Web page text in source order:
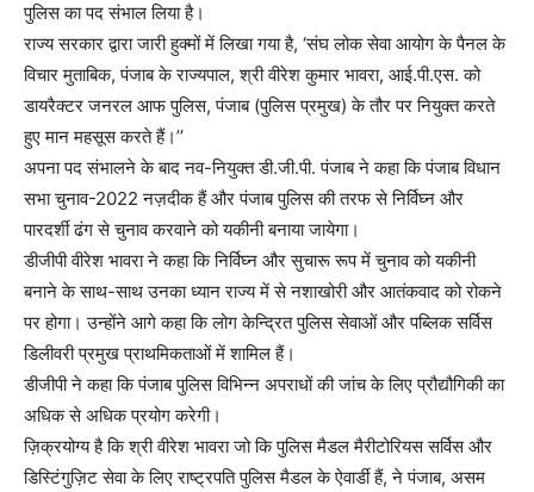
पुलिस का पद संभाल लिया है।
राज्य सरकार द्वारा जारी हुक्मों में लिखा गया है, ‘संघ लोक सेवा आयोग के पैनल के
विचार मुताबिक, पंजाब के राज्यपाल, श्री वीरेश कुमार भावरा, आई.पी.एस. को
डायरैक्टर जनरल आफ पुलिस, पंजाब (पुलिस प्रमुख) के तौर पर नियुक्त करते
हुए मान महसूस करते हैं।’’
अपना पद संभालने के बाद नव-नियुक्त डी.जी.पी. पंजाब ने कहा कि पंजाब विधान
सभा चुनाव-2022 नज़दीक हैं और पंजाब पुलिस की तरफ से निर्विघ्न और
पारदर्शी ढंग से चुनाव करवाने को यकीनी बनाया जायेगा।
डीजीपी वीरेश भावरा ने कहा कि निर्विघ्न और सुचारू रूप में चुनाव को यकीनी
बनाने के साथ-साथ उनका ध्यान राज्य में से नशाखोरी और आतंकवाद को रोकने
पर होगा। उन्होंने आगे कहा कि लोग केन्द्रित पुलिस सेवाओं और पब्लिक सर्विस
डिलीवरी प्रमुख प्राथमिकताओं में शामिल हैं।
डीजीपी ने कहा कि पंजाब पुलिस विभिन्न अपराधों की जांच के लिए प्रौद्यौगिकी का
अधिक से अधिक प्रयोग करेगी।
ज़िक्रयोग्य है कि श्री वीरेश भावरा जो कि पुलिस मैडल मैरीटोरियस सर्विस और
डिस्टिंगुज़िट सेवा के लिए राष्ट्रपति पुलिस मैडल के ऐवार्डी हैं, ने पंजाब, असम